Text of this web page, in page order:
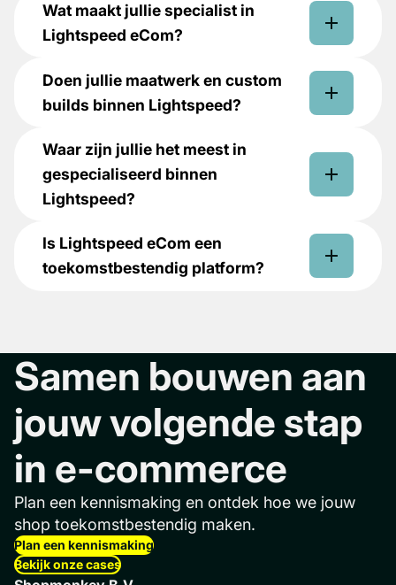
Wat maakt jullie specialist in
Lightspeed eCom?
Doen jullie maatwerk en custom
builds binnen Lightspeed?
Waar zijn jullie het meest in
gespecialiseerd binnen
Lightspeed?
Is Lightspeed eCom een
toekomstbestendig platform?
Samen bouwen aan
jouw volgende stap
in e-commerce
Plan een kennismaking en ontdek hoe we jouw
shop toekomstbestendig maken.
Plan een kennismaking
Bekijk onze cases